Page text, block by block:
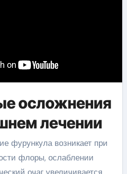
осложнения
лечении
фурункула возникает при
флоры, ослаблении